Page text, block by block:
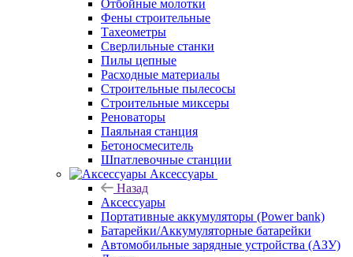
Отбойные молотки
Фены строительные
Тахеометры
Сверлильные станки
Пилы цепные
Расходные материалы
Строительные пылесосы
Строительные миксеры
Реноваторы
Паяльная станция
Бетоносмеситель
Шпатлевочные станции
Аксессуары
Назад
Аксессуары
Портативные аккумуляторы (Power bank)
Батарейки/Аккумуляторные батарейки
Автомобильные зарядные устройства (АЗУ)